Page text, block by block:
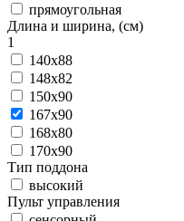
прямоугольная
Длина и ширина, (см)
1
140x88
148x82
150x90
167x90
168x80
170x90
Тип поддона
высокий
Пульт управления